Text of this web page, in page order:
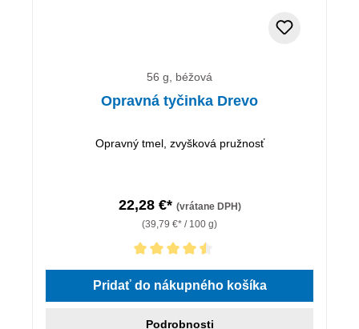
56 g, béžová
Opravná tyčinka Drevo
Opravný tmel, zvyšková pružnosť
22,28 €* (vrátane DPH)
(39,79 €* / 100 g)
Priemerné hodnotenie 4.5 z 5 hviezdičiek
Pridať do nákupného košíka
Podrobnosti